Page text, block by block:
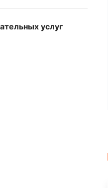
услуг